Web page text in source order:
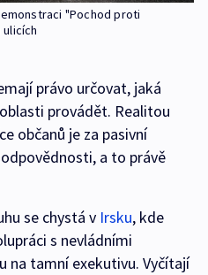
"Pochod proti
právo určovat, jaká
provádět. Realitou
občanů je za pasivní
a to právě
se chystá v Irsku, kde
s nevládními
na tamní exekutivu. Vyčítají